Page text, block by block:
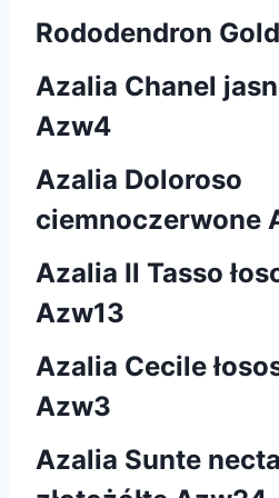
Rododendron
Azalia Chanel
Azw4
Azalia Doloroso
ciemnoczerwone
Azalia Il Tasso
Azw13
Azalia Cecile
Azw3
Azalia Sunte